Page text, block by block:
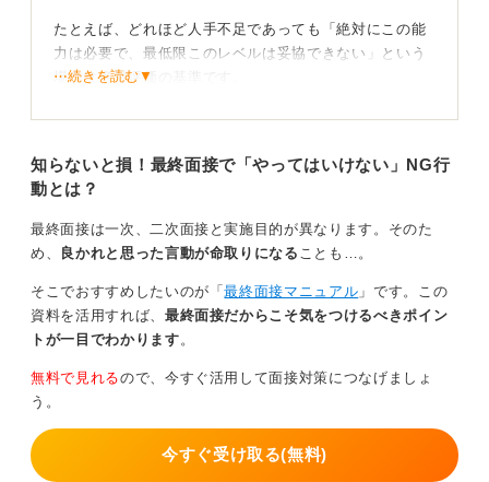
たとえば、どれほど人手不足であっても「絶対にこの能
力は必要で、最低限このレベルは妥協できない」という
場合は絶対評価の基準です。
い」という場合は、10人の中での相対評価をおこない、
無理やり5人を選び出すしかありません。
つまり合格率は何人の募集に対してどういう人がどのく
らい残っているかでまったく変わります。企業の人気
1人合格でも2人中1人なら50％ですし、10人中1人なら
10％です。数字上は全然違う印象ですが、この2つは企
いうことで、感覚的には大差ありません。
⋯続きを読む▼
知らないと損！最終面接で「やってはいけない」NG行
動とは？
最終面接は一次、二次面接と実施目的が異なります。そのた
め、
良かれと思った言動が命取りになる ことも…。
そこでおすすめしたいのが「最終面接マニュアル 」です。この
資料を活用すれば、 最終面接だからこそ気をつけるべきポイン
トが一目でわかります。
無料で見れるので、今すぐ活用して面接対策につなげましょ
う。
今すぐ受け取る(無料)